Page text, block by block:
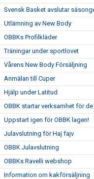
Svensk Basket avslutar
Utlämning av New Body
OBBKs Profilkläder
Träningar under sportlovet
Vårens New Body Försäljning
Anmälan till Cuper
Hjälp under Latitud
OBBK startar verksamhet för
Uppstart igen för OBBK lagen!
Julavslutning för Haj fajv
OBBK Julavslutning
OBBKs Ravelli webshop
Information om kakförsäljning